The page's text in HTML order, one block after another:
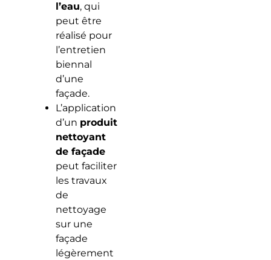
l’eau, qui
peut être
réalisé pour
l’entretien
biennal
d’une
façade.
L’application
d’un produit
nettoyant
de façade
peut faciliter
les travaux
de
nettoyage
sur une
façade
légèrement